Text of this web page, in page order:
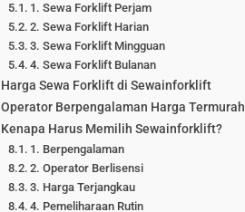
1. Sewa Forklift Perjam
2. Sewa Forklift Harian
3. Sewa Forklift Mingguan
4. Sewa Forklift Bulanan
Harga Sewa Forklift di Sewainforklift
Operator Berpengalaman Harga Termurah
Kenapa Harus Memilih Sewainforklift?
1. Berpengalaman
2. Operator Berlisensi
3. Harga Terjangkau
4. Pemeliharaan Rutin